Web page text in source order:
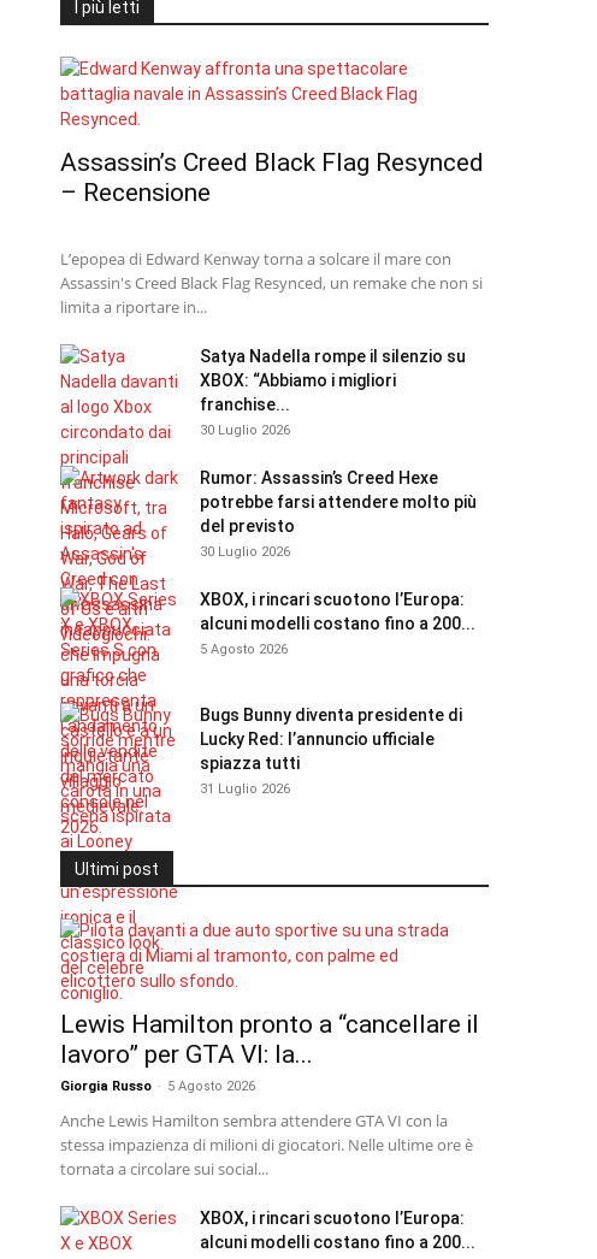
I più letti
Assassin’s Creed Black Flag Resynced
– Recensione
L’epopea di Edward Kenway torna a solcare il mare con
Assassin's Creed Black Flag Resynced, un remake che non si
limita a riportare in...
Satya Nadella rompe il silenzio su
XBOX: “Abbiamo i migliori
franchise...
30 Luglio 2026
Rumor: Assassin’s Creed Hexe
potrebbe farsi attendere molto più
del previsto
30 Luglio 2026
XBOX, i rincari scuotono l’Europa:
alcuni modelli costano fino a 200...
5 Agosto 2026
Bugs Bunny diventa presidente di
Lucky Red: l’annuncio ufficiale
spiazza tutti
31 Luglio 2026
Ultimi post
Lewis Hamilton pronto a “cancellare il
lavoro” per GTA VI: la...
Giorgia Russo - 5 Agosto 2026
Anche Lewis Hamilton sembra attendere GTA VI con la
stessa impazienza di milioni di giocatori. Nelle ultime ore è
tornata a circolare sui social...
XBOX, i rincari scuotono l’Europa:
alcuni modelli costano fino a 200...